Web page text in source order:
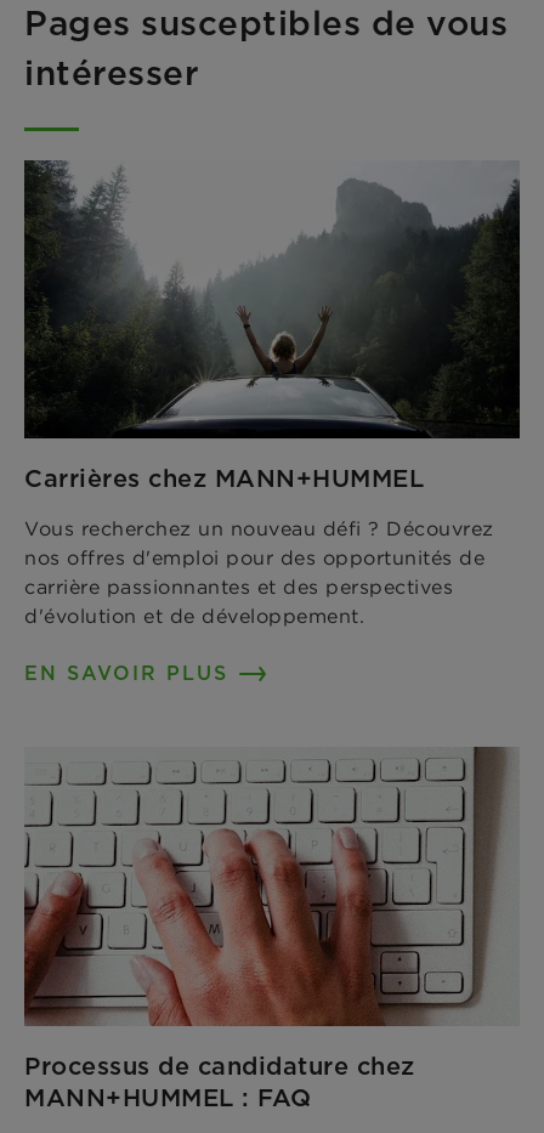
Pages susceptibles de vous
intéresser
Carrières chez MANN+HUMMEL
Vous recherchez un nouveau défi ? Découvrez
nos offres d'emploi pour des opportunités de
carrière passionnantes et des perspectives
d'évolution et de développement.
EN SAVOIR PLUS
Processus de candidature chez
MANN+HUMMEL : FAQ